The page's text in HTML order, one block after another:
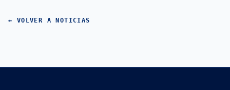
← VOLVER A NOTICIAS